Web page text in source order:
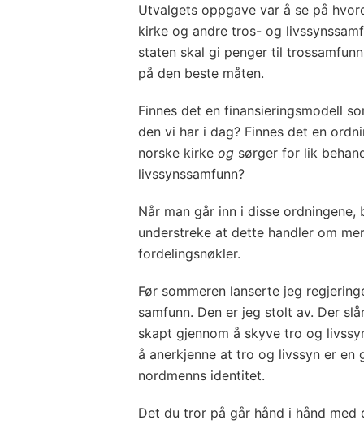
Utvalgets oppgave var å se på
kirke og andre tros- og
staten skal gi penger til
på den beste måten.
Finnes det en finansieringsmodell
den vi har i dag? Finnes det en
norske kirke og sørger for lik
livssynssamfunn?
Når man går inn i disse
understreke at dette handler om
fordelingsnøkler.
Før sommeren lanserte jeg
samfunn. Den er jeg stolt av. Der
skapt gjennom å skyve tro og
å anerkjenne at tro og livssyn er en
nordmenns identitet.
Det du tror på går hånd i hånd med